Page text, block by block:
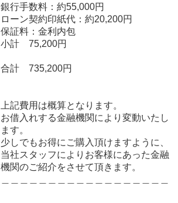
銀行手数料：約55,000円
ローン契約印紙代：約20,200円
保証料：金利内包
小計 75,200円
合計 735,200円
上記費用は概算となります。
お借入れする金融機関により変動いたし
ます。
少しでもお得にご購入頂けますように、
当社スタッフによりお客様にあった金融
機関のご紹介をさせて頂きます。